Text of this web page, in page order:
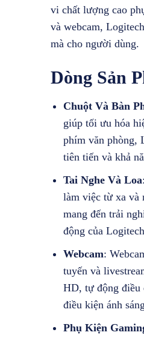
vi chất lượng cao
và webcam,
mà cho người dùng.
Dòng Sản
Chuột Và Bàn
giúp tối ưu hóa
phím văn phòng,
tiên tiến và khả
Tai Nghe Và Loa
làm việc từ xa và
mang đến trải
động của
Webcam:
tuyến và
HD, tự động điều
điều kiện ánh
Phụ Kiện